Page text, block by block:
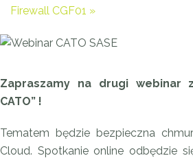
Firewall CGF01 »
Zapraszamy na drugi webinar
CATO” !
Tematem będzie bezpieczna
Cloud. Spotkanie online odbędzie